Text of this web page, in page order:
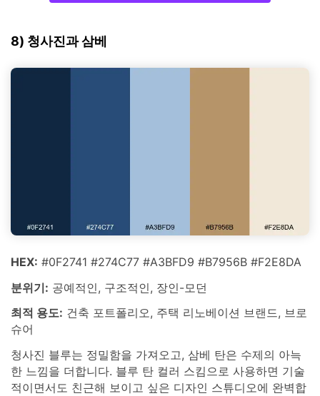
8) 청사진과 삼베
HEX: #0F2741 #274C77 #A3BFD9 #B7956B #F2E8DA
분위기: 공예적인, 구조적인, 장인-모던
최적 용도: 건축 포트폴리오, 주택 리노베이션 브랜드, 브로
슈어
청사진 블루는 정밀함을 가져오고, 삼베 탄은 수제의 아늑
한 느낌을 더합니다. 블루 탄 컬러 스킴으로 사용하면 기술
적이면서도 친근해 보이고 싶은 디자인 스튜디오에 완벽합